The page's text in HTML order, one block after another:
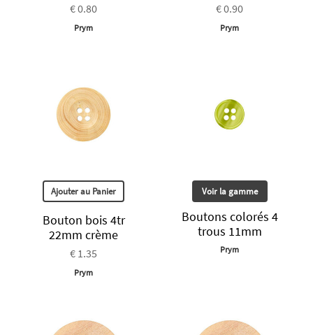
€ 0.80
Prym
€ 0.90
Prym
Ajouter au Panier
Bouton bois 4tr
22mm crème
€ 1.35
Prym
Voir la gamme
Boutons colorés 4
trous 11mm
Prym